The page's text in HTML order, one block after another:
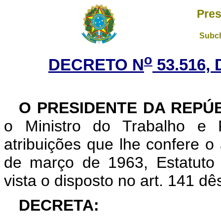
DECRETO No 53.516,
O PRESIDENTE DA
o Ministro do Trabalho e
atribuições que lhe confere
de março de 1963,
vista o disposto no art. 141
DECRETA: